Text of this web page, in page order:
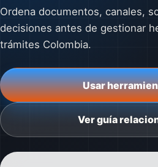
Ordena documentos, canales,
decisiones antes de gestionar
trámites Colombia.
Usar
Ver guía